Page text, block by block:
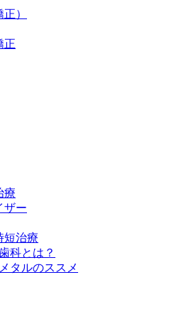
）
正
療
ザー
短治療
科とは？
タルのススメ